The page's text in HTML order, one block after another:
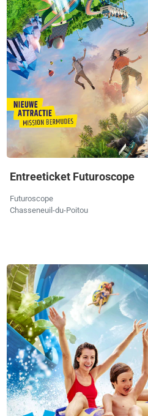
Entreeticket Futuroscope
Futuroscope
Chasseneuil-du-Poitou